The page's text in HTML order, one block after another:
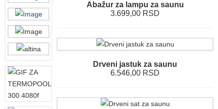
Abažur za lampu za saunu
3.699,00 RSD
Drveni jastuk za saunu
6.546,00 RSD